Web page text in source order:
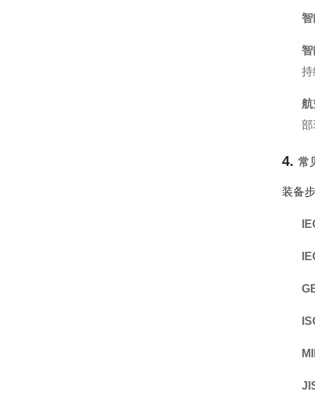
智
智
持
航
部
4. 常
装备